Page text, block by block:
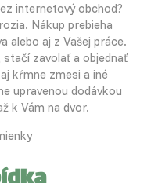
internetový obchod?
Nákup prebieha
alebo aj z Vašej práce.
zavolať a objednať
kŕmne zmesi a iné
upravenou dodávkou
k Vám na dvor.